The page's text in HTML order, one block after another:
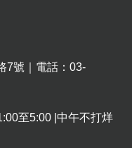
7號｜電話：03-
至5:00 |中午不打烊